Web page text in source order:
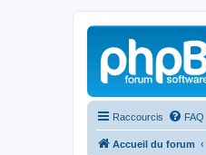
Raccourcis FAQ
Accueil du forum